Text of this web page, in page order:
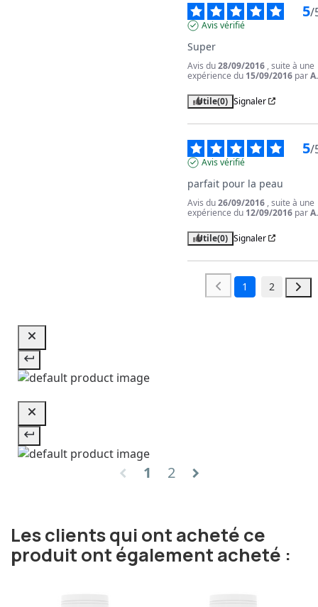
5/
Avis vérifié
Super
Avis du28/09/2016 , suite à une
expérience du 15/09/2016 par
Utile(0) Signaler
5/
Avis vérifié
parfait pour la peau
Avis du26/09/2016 , suite à une
expérience du 12/09/2016 par
Utile(0) Signaler
1 2
chevron_left 1 2 chevron_right
Les clients qui ont acheté ce
produit ont également acheté :